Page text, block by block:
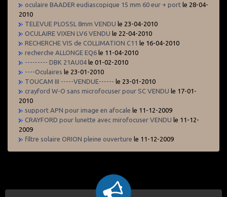
oculaire BAADER eudiascopique 15 mm 60 eur + port le 28-04-
2010
TELEVUE PLOSSL 8mm VENDU le 23-04-2010
OCULAIRE VIXEN LV6 VENDU le 22-04-2010
RECHERCHE VIS de COLLIMATION C11 le 16-04-2010
recherche ALLONGE EQ6 le 11-04-2010
--------- DBK 21AU04 le 01-02-2010
----Oculaires le 23-01-2010
TOUCAM III -----VENDUE------ le 23-01-2010
crayford W-O sans microfocuser pour SC VENDU le 17-01-
2010
support APN pour image en afocale le 11-12-2009
CRAYFORD pour lunette avec mirofocuser VENDU le 11-12-
2009
filtre solaire ORION pleine ouverture le 11-12-2009